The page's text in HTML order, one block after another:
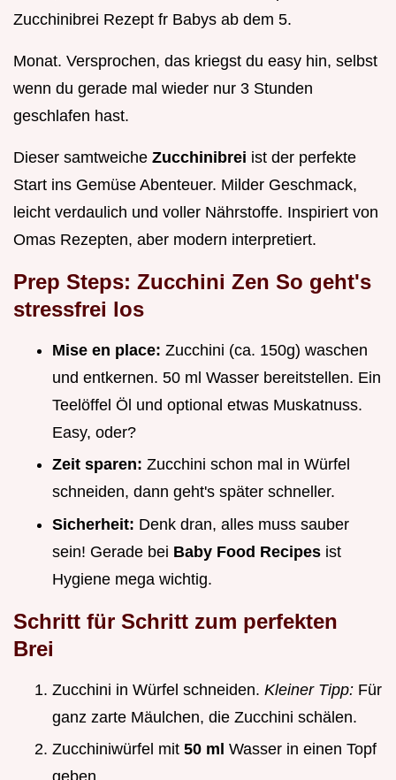
Zucchinibrei Rezept fr Babys ab dem 5.
Monat. Versprochen, das kriegst du easy hin, selbst
wenn du gerade mal wieder nur 3 Stunden
geschlafen hast.
Dieser samtweiche Zucchinibrei ist der perfekte
Start ins Gemüse Abenteuer. Milder Geschmack,
leicht verdaulich und voller Nährstoffe. Inspiriert von
Omas Rezepten, aber modern interpretiert.
Prep Steps: Zucchini Zen So geht's
stressfrei los
Mise en place: Zucchini (ca. 150g) waschen
und entkernen. 50 ml Wasser bereitstellen. Ein
Teelöffel Öl und optional etwas Muskatnuss.
Easy, oder?
Zeit sparen: Zucchini schon mal in Würfel
schneiden, dann geht's später schneller.
Sicherheit: Denk dran, alles muss sauber
sein! Gerade bei Baby Food Recipes ist
Hygiene mega wichtig.
Schritt für Schritt zum perfekten
Brei
Zucchini in Würfel schneiden. Kleiner Tipp: Für
ganz zarte Mäulchen, die Zucchini schälen.
Zucchiniwürfel mit 50 ml Wasser in einen Topf